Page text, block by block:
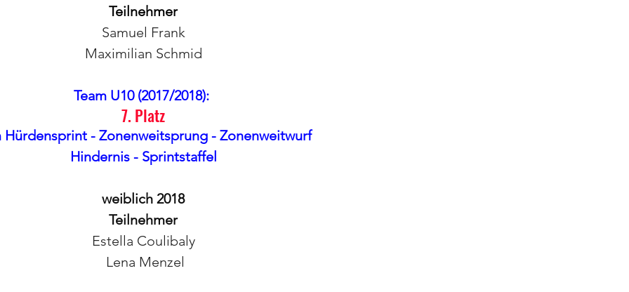
Teilnehmer
Samuel Frank
Maximilian Schmid
Team U10 (2017/2018):
7. Platz
Hürdensprint - Zonenweitsprung - Zonenweitwurf
Hindernis - Sprintstaffel
weiblich 2018
Teilnehmer
Estella Coulibaly
Lena Menzel